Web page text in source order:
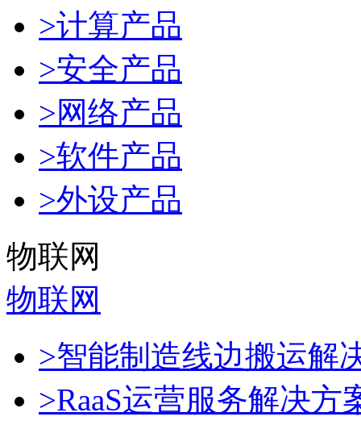
>计算产品
>安全产品
>网络产品
>软件产品
>外设产品
物联网
物联网
>智能制造线边搬运解
>RaaS运营服务解决方